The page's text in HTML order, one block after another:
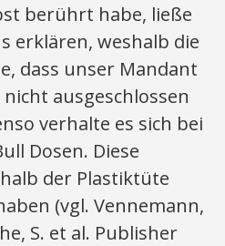
berührt habe, ließe
erklären, weshalb die
dass unser Mandant
ausgeschlossen
verhalte es sich bei
Dosen. Diese
der Plastiktüte
(vgl. Vennemann,
S. et al. Publisher